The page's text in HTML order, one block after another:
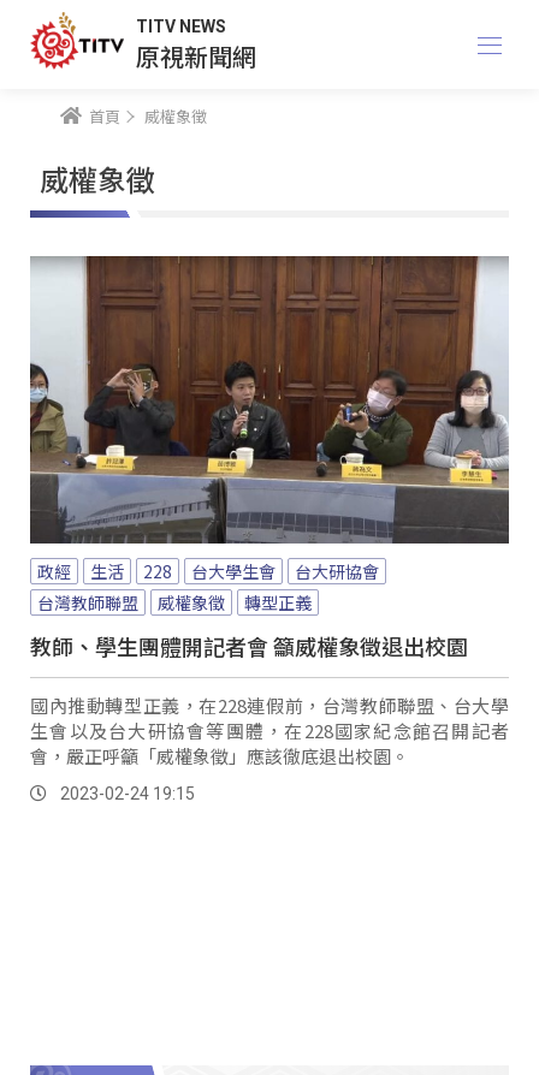
TITV NEWS
原視新聞網
首頁 威權象徵
威權象徵
政經 生活 228 台大學生會
台大研協會
台灣教師聯盟
威權象徵 轉型正義
教師、學生團體開記者會 籲威權象徵退出校園
國內推動轉型正義，在228連假前，台灣教師聯盟、台大學
生會以及台大研協會等團體，在228國家紀念館召開記者
會，嚴正呼籲「威權象徵」應該徹底退出校園。
2023-02-24 19:15